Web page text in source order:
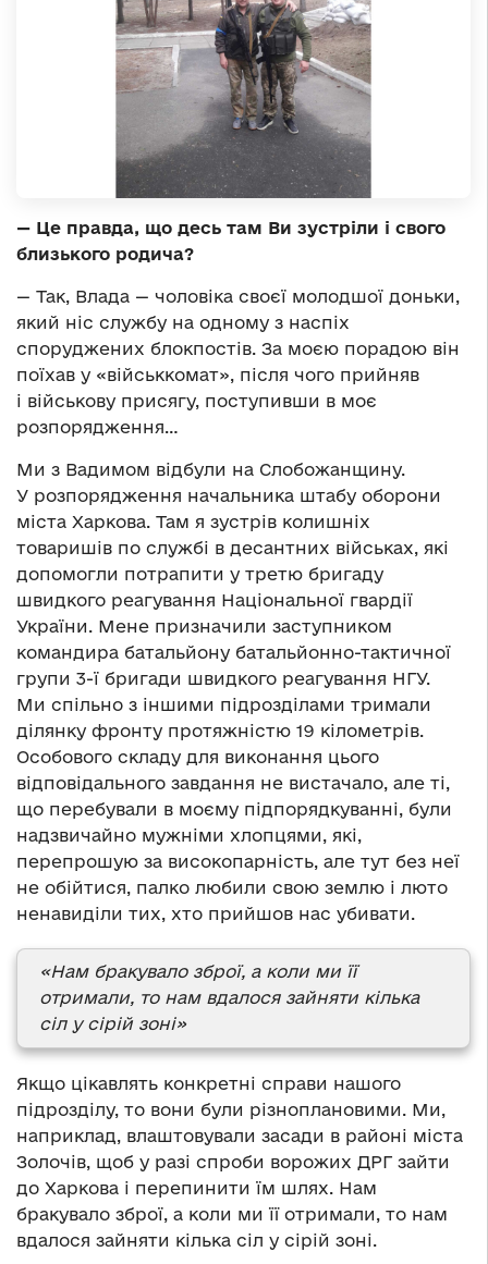
— Це правда, що десь там Ви зустріли і свого
близького родича?
— Так, Влада — чоловіка своєї молодшої доньки,
який ніс службу на одному з наспіх
споруджених блокпостів. За моєю порадою він
поїхав у «військкомат», після чого прийняв
і військову присягу, поступивши в моє
розпорядження…
Ми з Вадимом відбули на Слобожанщину.
У розпорядження начальника штабу оборони
міста Харкова. Там я зустрів колишніх
товаришів по службі в десантних військах, які
допомогли потрапити у третю бригаду
швидкого реагування Національної гвардії
України. Мене призначили заступником
командира батальйону батальйонно-тактичної
групи 3-ї бригади швидкого реагування НГУ.
Ми спільно з іншими підрозділами тримали
ділянку фронту протяжністю 19 кілометрів.
Особового складу для виконання цього
відповідального завдання не вистачало, але ті,
що перебували в моєму підпорядкуванні, були
надзвичайно мужніми хлопцями, які,
перепрошую за високопарність, але тут без неї
не обійтися, палко любили свою землю і люто
ненавиділи тих, хто прийшов нас убивати.
«Нам бракувало зброї, а коли ми її
отримали, то нам вдалося зайняти кілька
сіл у сірій зоні»
Якщо цікавлять конкретні справи нашого
підрозділу, то вони були різноплановими. Ми,
наприклад, влаштовували засади в районі міста
Золочів, щоб у разі спроби ворожих ДРГ зайти
до Харкова і перепинити їм шлях. Нам
бракувало зброї, а коли ми її отримали, то нам
вдалося зайняти кілька сіл у сірій зоні.